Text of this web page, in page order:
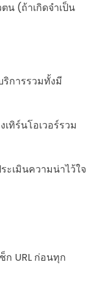
น (ถ้าเกิดจำเป็น
ริการรวมทั้งมี
ทิร์นโอเวอร์รวม
ะเมินความน่าไว้ใจ
ก URL ก่อนทุก